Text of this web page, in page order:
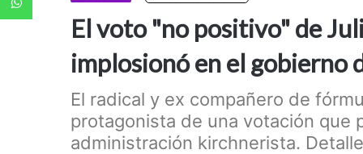
El voto "no positivo" de
implosionó en el gobierno
El radical y ex compañero de
protagonista de una votación que
administración kirchnerista.